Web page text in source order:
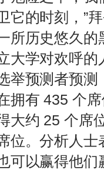
它的时刻，”
所历史悠久的
大学对欢呼的
举预测者预测
拥有 435 个
大约 25 个席
位。分析人士
可以赢得他们